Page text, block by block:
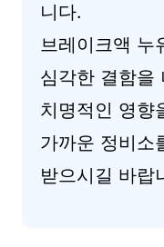
니다.
브레이크액 누
심각한 결함을
치명적인 영향
가까운 정비소
받으시길 바랍